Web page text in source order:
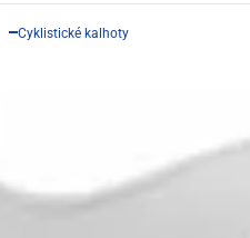
Cyklistické kalhoty